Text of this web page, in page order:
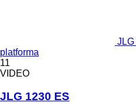
platforma
11
VIDEO
JLG 1230 ES